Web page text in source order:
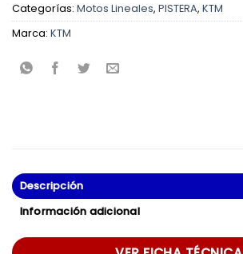
Categorías: Motos Lineales, PISTERA, KTM
Marca: KTM
Descripción
Información adicional